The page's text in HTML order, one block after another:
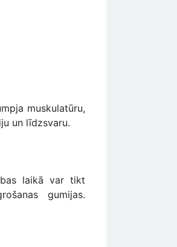
muskulatūru,
un līdzsvaru.
laikā var tikt
gumijas.